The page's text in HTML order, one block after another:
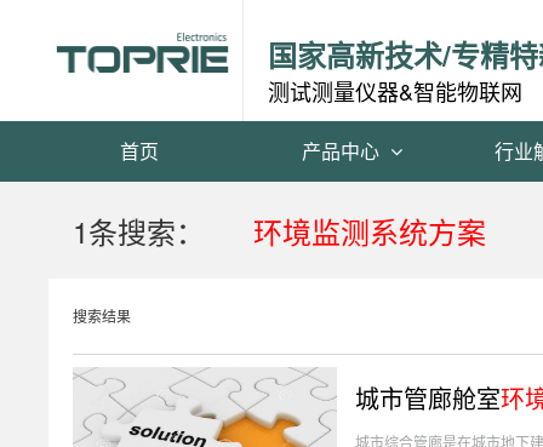
国家高新技术/专精
测试测量仪器&智能物联网
首页 产品中心 行业
1条搜索： 环境监测系统方案
搜索结果
城市管廊舱室环
城市综合管廊是在城市地下